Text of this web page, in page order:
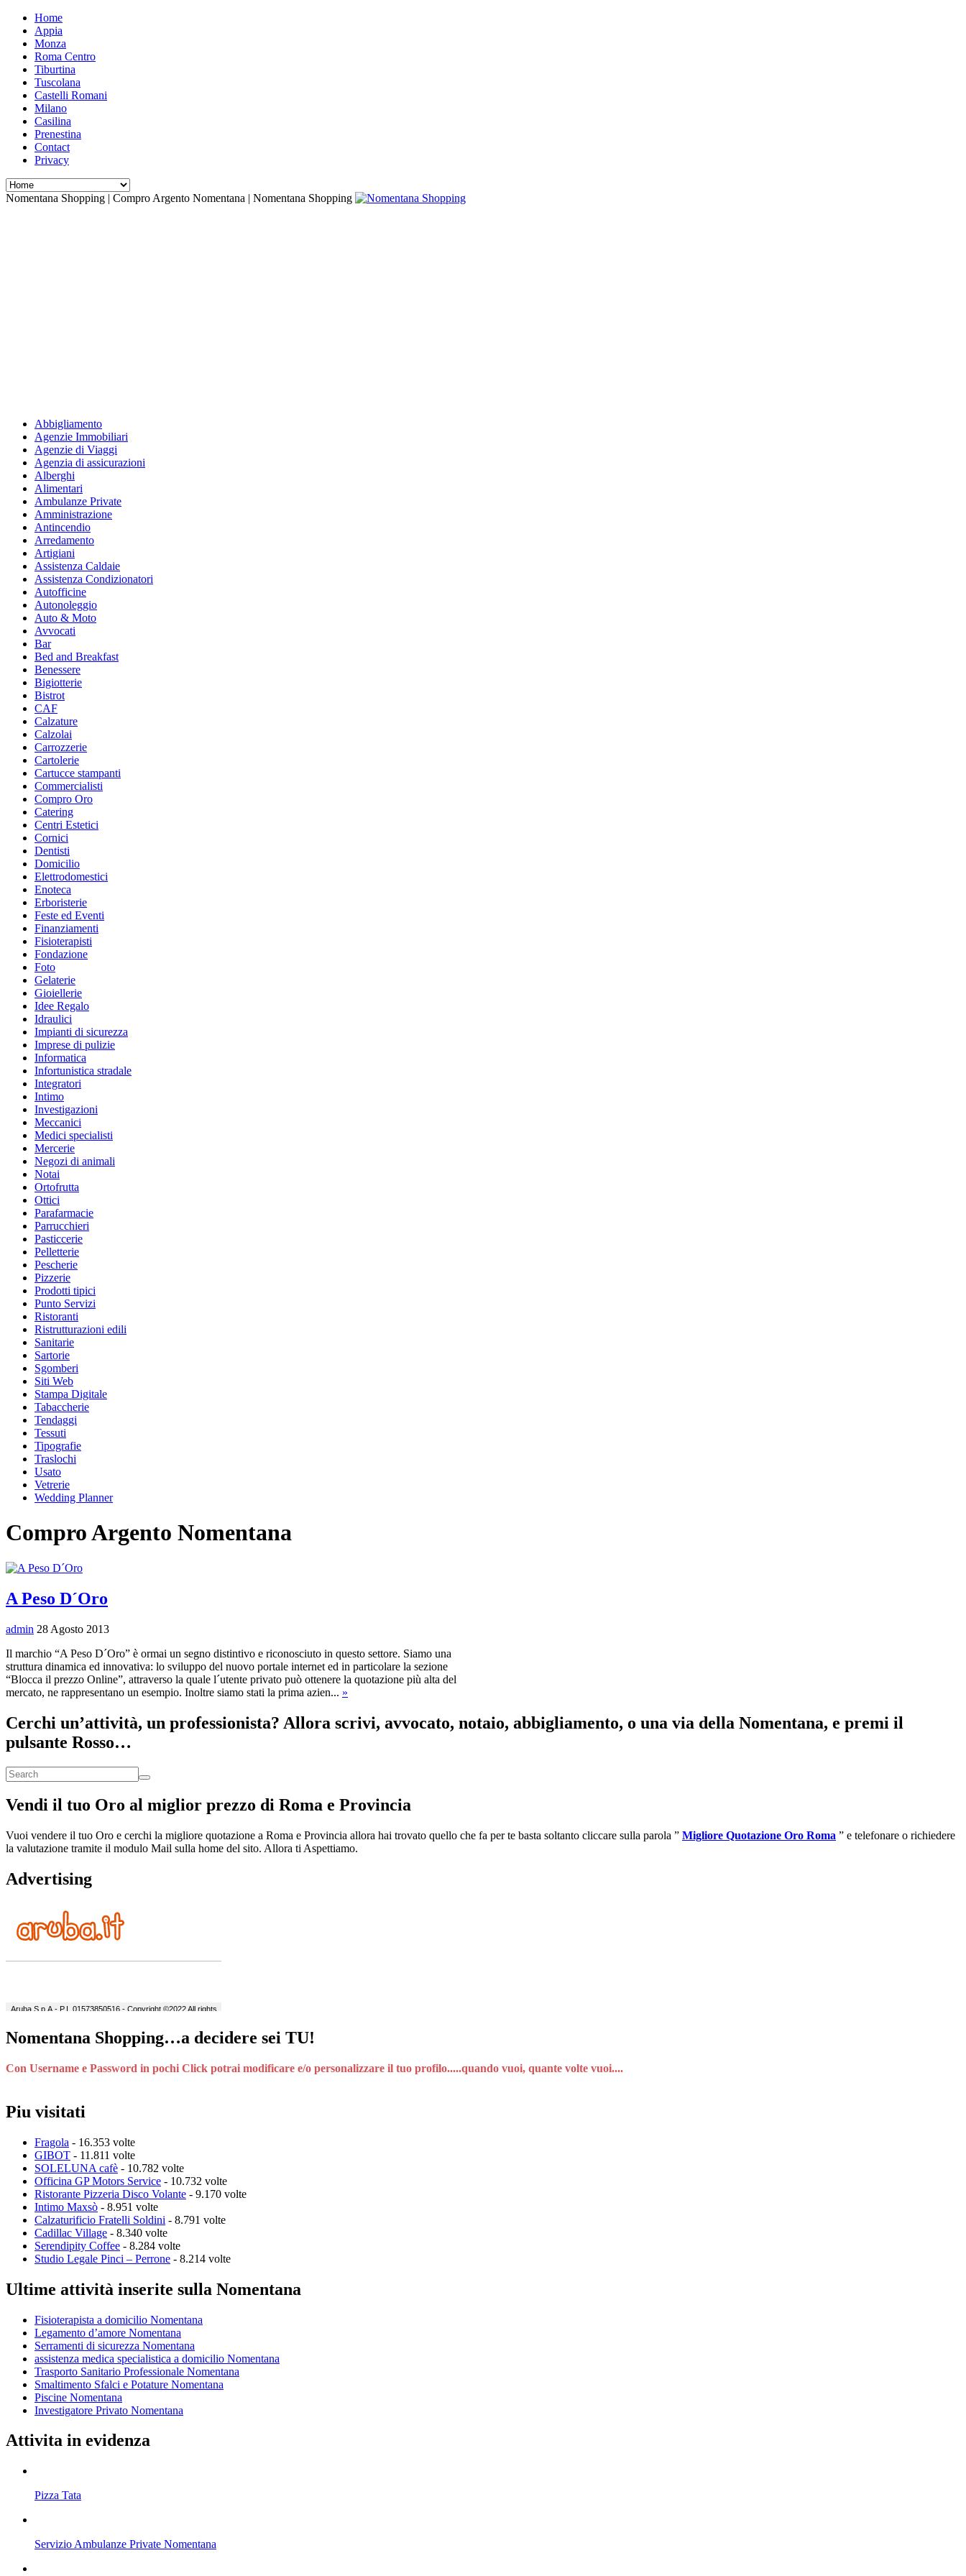
Home
Appia
Monza
Roma Centro
Tiburtina
Tuscolana
Castelli Romani
Milano
Casilina
Prenestina
Contact
Privacy
Nomentana Shopping | Compro Argento Nomentana | Nomentana Shopping
Abbigliamento
Agenzie Immobiliari
Agenzie di Viaggi
Agenzia di assicurazioni
Alberghi
Alimentari
Ambulanze Private
Amministrazione
Antincendio
Arredamento
Artigiani
Assistenza Caldaie
Assistenza Condizionatori
Autofficine
Autonoleggio
Auto & Moto
Avvocati
Bar
Bed and Breakfast
Benessere
Bigiotterie
Bistrot
CAF
Calzature
Calzolai
Carrozzerie
Cartolerie
Cartucce stampanti
Commercialisti
Compro Oro
Catering
Centri Estetici
Cornici
Dentisti
Domicilio
Elettrodomestici
Enoteca
Erboristerie
Feste ed Eventi
Finanziamenti
Fisioterapisti
Fondazione
Foto
Gelaterie
Gioiellerie
Idee Regalo
Idraulici
Impianti di sicurezza
Imprese di pulizie
Informatica
Infortunistica stradale
Integratori
Intimo
Investigazioni
Meccanici
Medici specialisti
Mercerie
Negozi di animali
Notai
Ortofrutta
Ottici
Parafarmacie
Parrucchieri
Pasticcerie
Pelletterie
Pescherie
Pizzerie
Prodotti tipici
Punto Servizi
Ristoranti
Ristrutturazioni edili
Sanitarie
Sartorie
Sgomberi
Siti Web
Stampa Digitale
Tabaccherie
Tendaggi
Tessuti
Tipografie
Traslochi
Usato
Vetrerie
Wedding Planner
Compro Argento Nomentana
A Peso D´Oro
admin 28 Agosto 2013
Il marchio “A Peso D´Oro” è ormai un segno distintivo e riconosciuto in questo settore. Siamo una
struttura dinamica ed innovativa: lo sviluppo del nuovo portale internet ed in particolare la sezione
“Blocca il prezzo Online”, attraverso la quale l´utente privato può ottenere la quotazione più alta del
mercato, ne rappresentano un esempio. Inoltre siamo stati la prima azien... »
Cerchi un’attività, un professionista? Allora scrivi, avvocato, notaio, abbigliamento, o una via della Nomentana, e premi il
pulsante Rosso…
Vendi il tuo Oro al miglior prezzo di Roma e Provincia
Vuoi vendere il tuo Oro e cerchi la migliore quotazione a Roma e Provincia allora hai trovato quello che fa per te basta soltanto cliccare sulla parola ” Migliore Quotazione Oro Roma ” e telefonare o richiedere
la valutazione tramite il modulo Mail sulla home del sito. Allora ti Aspettiamo.
Advertising
Nomentana Shopping…a decidere sei TU!
Con Username e Password in pochi Click potrai modificare e/o personalizzare il tuo profilo.....quando vuoi, quante volte vuoi....
Piu visitati
Fragola - 16.353 volte
GIBOT - 11.811 volte
SOLELUNA cafè - 10.782 volte
Officina GP Motors Service - 10.732 volte
Ristorante Pizzeria Disco Volante - 9.170 volte
Intimo Maxsò - 8.951 volte
Calzaturificio Fratelli Soldini - 8.791 volte
Cadillac Village - 8.340 volte
Serendipity Coffee - 8.284 volte
Studio Legale Pinci – Perrone - 8.214 volte
Ultime attività inserite sulla Nomentana
Fisioterapista a domicilio Nomentana
Legamento d’amore Nomentana
Serramenti di sicurezza Nomentana
assistenza medica specialistica a domicilio Nomentana
Trasporto Sanitario Professionale Nomentana
Smaltimento Sfalci e Potature Nomentana
Piscine Nomentana
Investigatore Privato Nomentana
Attivita in evidenza
Pizza Tata
Servizio Ambulanze Private Nomentana